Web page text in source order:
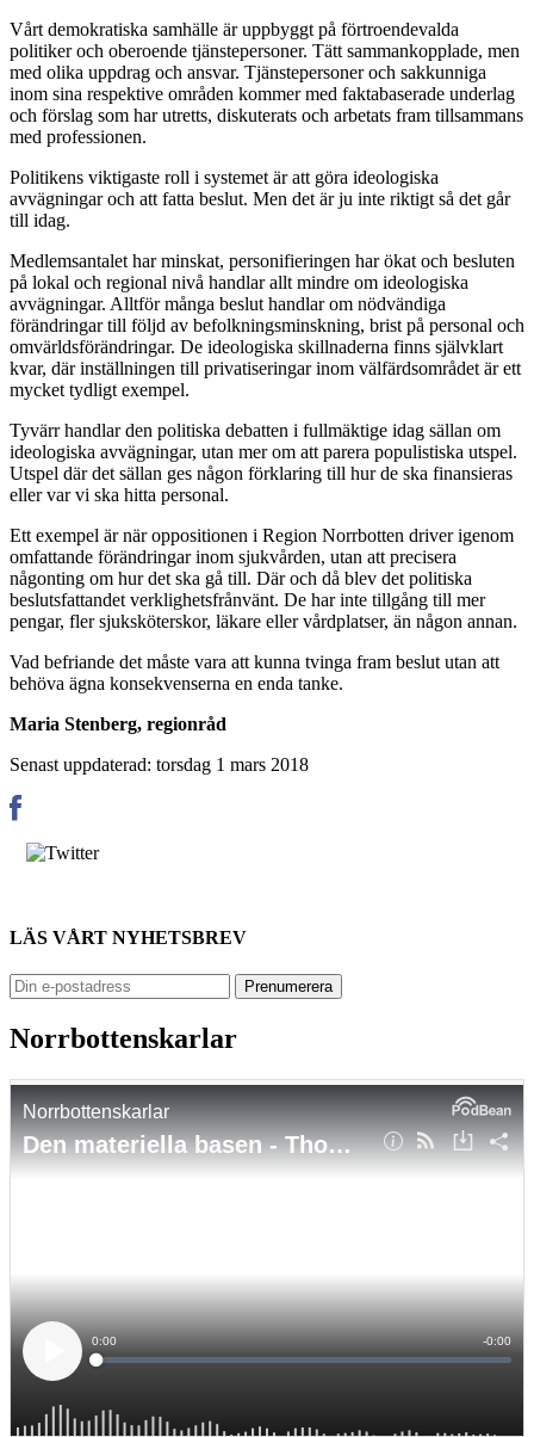
Vårt demokratiska samhälle är uppbyggt på förtroendevalda
politiker och oberoende tjänstepersoner. Tätt sammankopplade, men
med olika uppdrag och ansvar. Tjänstepersoner och sakkunniga
inom sina respektive områden kommer med faktabaserade underlag
och förslag som har utretts, diskuterats och arbetats fram tillsammans
med professionen.
Politikens viktigaste roll i systemet är att göra ideologiska
avvägningar och att fatta beslut. Men det är ju inte riktigt så det går
till idag.
Medlemsantalet har minskat, personifieringen har ökat och besluten
på lokal och regional nivå handlar allt mindre om ideologiska
avvägningar. Alltför många beslut handlar om nödvändiga
förändringar till följd av befolkningsminskning, brist på personal och
omvärldsförändringar. De ideologiska skillnaderna finns självklart
kvar, där inställningen till privatiseringar inom välfärdsområdet är ett
mycket tydligt exempel.
Tyvärr handlar den politiska debatten i fullmäktige idag sällan om
ideologiska avvägningar, utan mer om att parera populistiska utspel.
Utspel där det sällan ges någon förklaring till hur de ska finansieras
eller var vi ska hitta personal.
Ett exempel är när oppositionen i Region Norrbotten driver igenom
omfattande förändringar inom sjukvården, utan att precisera
någonting om hur det ska gå till. Där och då blev det politiska
beslutsfattandet verklighetsfrånvänt. De har inte tillgång till mer
pengar, fler sjuksköterskor, läkare eller vårdplatser, än någon annan.
Vad befriande det måste vara att kunna tvinga fram beslut utan att
behöva ägna konsekvenserna en enda tanke.
Maria Stenberg, regionråd
Senast uppdaterad: torsdag 1 mars 2018
LÄS VÅRT NYHETSBREV
Norrbottenskarlar